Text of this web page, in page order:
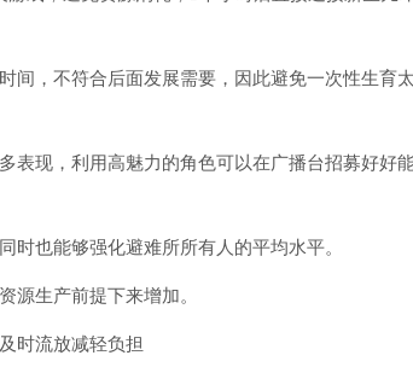
间，不符合后面发展需要，因此避免一次性生育
表现，利用高魅力的角色可以在广播台招募好好
时也能够强化避难所所有人的平均水平。
源生产前提下来增加。
时流放减轻负担